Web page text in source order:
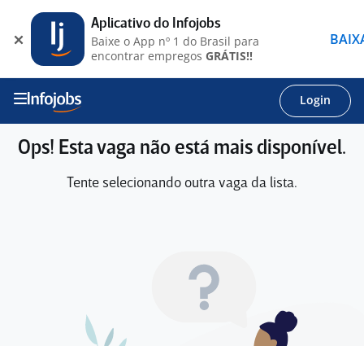
Login
Ops! Esta vaga não está mais disponível.
Tente selecionando outra vaga da lista.
Aplicativo do Infojobs
Baixe o App nº 1 do Brasil para
encontrar empregos GRÁTIS!!